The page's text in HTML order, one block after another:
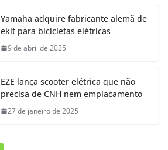
Yamaha adquire fabricante alemã de
ekit para bicicletas elétricas
9 de abril de 2025
EZE lança scooter elétrica que não
precisa de CNH nem emplacamento
27 de janeiro de 2025